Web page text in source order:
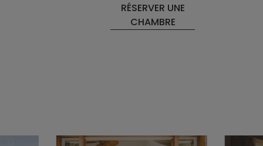
RÉSERVER UNE
CHAMBRE